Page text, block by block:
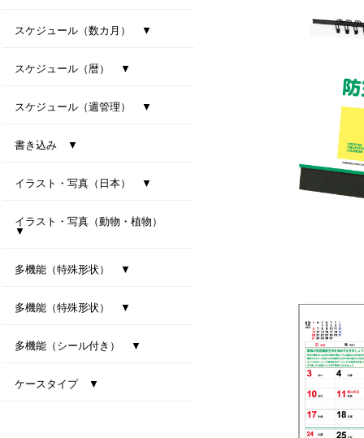
卓上カレンダー Orizuru-smart-
スケジュール（数カ月） ▼
オールウェイズ･3マンス･7カラーズ
干支カレンダー（午）(All eco)
スリーマンスセブンカラーズ
スケジュール（暦） ▼
シンプルデイス（六曜なし）
スケジュール（週管理） ▼
月の満ち欠けと潮回り
インデックス・モノクロ
マンデースタート ビジネス
卓上シックスウィークス
書き込み ▼
ワークライフ・セブンカラーズ
卓上プラリングカレンダー（小）
卓上プラリングカレンダー（大）
イラスト・写真（日本） ▼
東海道五拾三次（週めくり）
卓上ｼﾞｬﾊﾟﾝｶﾗｰｲﾝﾃﾞｯｸｽ
イラスト・写真（動物・植物）
▼
ボタニカル 2027
ラブリーフレンズ（犬・猫）
カノン（花音）
多機能（特殊形状） ▼
オクルンダー・セブンカラーズ
ナチュラルメモルダー
卓上メモルダー
多機能（特殊形状） ▼
型抜き卓上カレンダー（干支）
MiniMini卓上カレンダー
多機能（シール付き） ▼
ケースタイプ ▼